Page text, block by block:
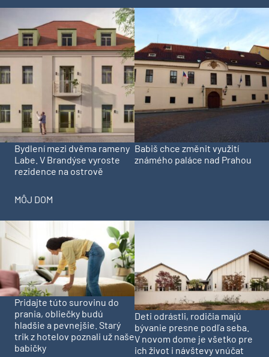
Bydlení mezi dvěma rameny
Labe. V Brandýse vyroste
rezidence na ostrově
Babiš chce změnit využití
známého paláce nad Prahou
MÔJ DOM
Pridajte túto surovinu do
prania, obliečky budú
hladšie a pevnejšie. Starý
trik z hotelov poznali už naše
babičky
Deti odrástli, rodičia majú
bývanie presne podľa seba.
V novom dome je všetko pre
ich život i návštevy vnúčat